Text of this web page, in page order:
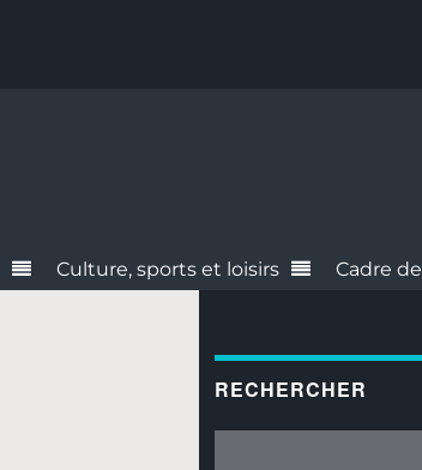
Culture, sports et loisirs Cadre
RECHERCHER